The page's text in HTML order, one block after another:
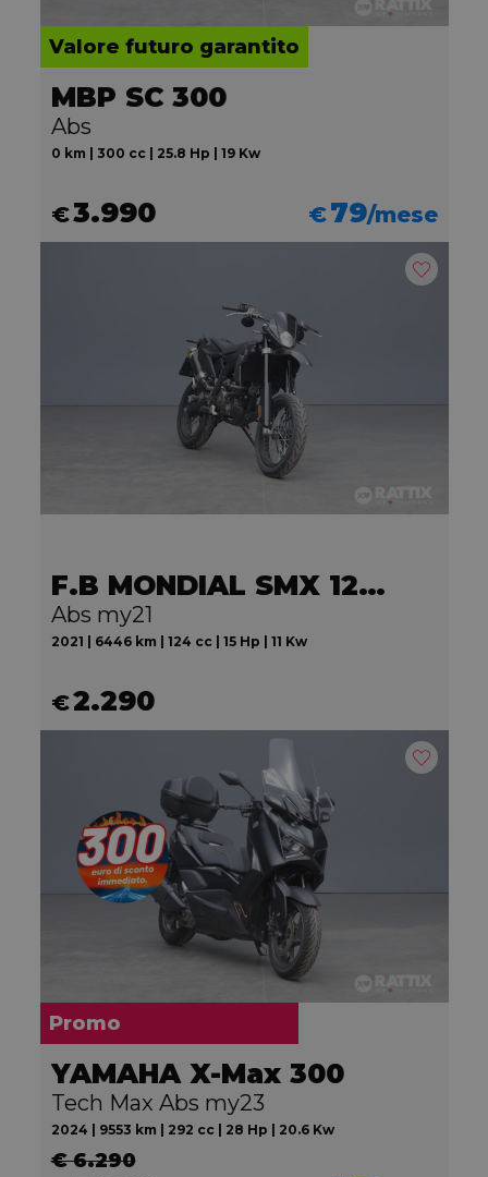
Valore futuro garantito
MBP SC 300
Abs
0 km | 300 cc | 25.8 Hp | 19 Kw
€3.990 €79/mese
F.B MONDIAL SMX 125 Motard
Abs my21
2021 | 6446 km | 124 cc | 15 Hp | 11 Kw
€2.290
Promo
YAMAHA X-Max 300
Tech Max Abs my23
2024 | 9553 km | 292 cc | 28 Hp | 20.6 Kw
€ 6.290